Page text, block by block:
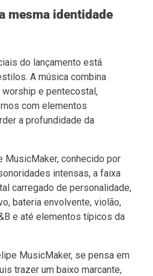
mesma identidade
do lançamento está
A música combina
worship e pentecostal,
com elementos
a profundidade da
MusicMaker, conhecido por
intensas, a faixa
carregado de personalidade,
bateria envolvente, violão,
e até elementos típicos da
MusicMaker, se pensa em
trazer um baixo marcante,